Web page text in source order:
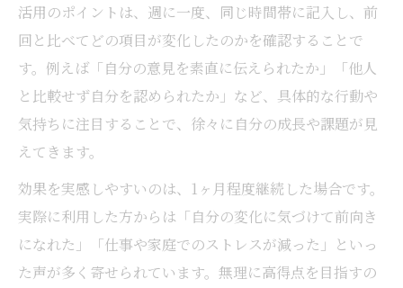
取り入れるコツ
日常生活で実践できるローゼンバーグ活用
例
自尊感情測定尺度で自信度を見直す日々へ
東京都の自己評価シートで自信度を定期確
認しよう
活用のポイントは、週に一度、同じ時間帯に記入し、前
回と比べてどの項目が変化したのかを確認することで
す。例えば「自分の意見を素直に伝えられたか」「他人
と比較せず自分を認められたか」など、具体的な行動や
気持ちに注目することで、徐々に自分の成長や課題が見
えてきます。
効果を実感しやすいのは、1ヶ月程度継続した場合です。
実際に利用した方からは「自分の変化に気づけて前向き
になれた」「仕事や家庭でのストレスが減った」といっ
た声が多く寄せられています。無理に高得点を目指すの